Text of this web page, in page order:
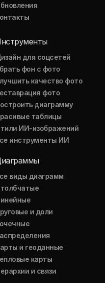
для соцсетей
фон с фото
качество фото
фото
диаграмму
таблицы
ИИ-изображений
инструменты ИИ
виды диаграмм
и доли
и геоданные
карты
и связи